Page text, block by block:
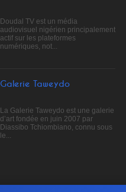
Doudal TV est un média
audiovisuel nigérien principalement
actif sur les plateformes
numériques, not...
Galerie Taweydo
La Galerie Taweydo est une galerie
d’art fondée en juin 2007 par
Diassibo Tchiombiano, connu sous
le...